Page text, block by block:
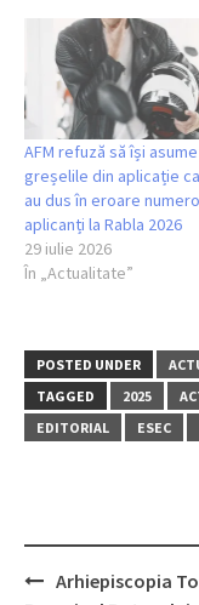
AFM refuză să își asume
greșelile din aplicație
au dus în eroare
aplicanți la Rabla 2026
29 iulie 2026
În „Actualitate”
POSTED UNDER
TAGGED
2025
EDITORIAL
ESEC
PostArhiepiscopia